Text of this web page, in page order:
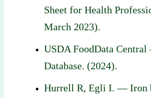
Sheet for Health
March 2023).
USDA FoodData
Database. (2024).
Hurrell R, Egli I. — Iron